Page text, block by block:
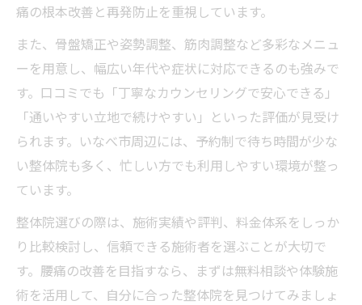
痛の根本改善と再発防止を重視しています。
また、骨盤矯正や姿勢調整、筋肉調整など多彩なメニュ
ーを用意し、幅広い年代や症状に対応できるのも強みで
す。口コミでも「丁寧なカウンセリングで安心できる」
「通いやすい立地で続けやすい」といった評価が見受け
られます。いなべ市周辺には、予約制で待ち時間が少な
い整体院も多く、忙しい方でも利用しやすい環境が整っ
ています。
整体院選びの際は、施術実績や評判、料金体系をしっか
り比較検討し、信頼できる施術者を選ぶことが大切で
す。腰痛の改善を目指すなら、まずは無料相談や体験施
術を活用して、自分に合った整体院を見つけてみましょ